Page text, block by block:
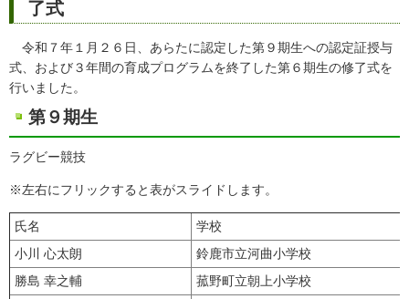
了式
令和７年１月２６日、あらたに認定した第９期生への認定証授与
式、および３年間の育成プログラムを終了した第６期生の修了式を
行いました。
第９期生
ラグビー競技
※左右にフリックすると表がスライドします。
氏名
学校
小川 心太朗
鈴鹿市立河曲小学校
勝島 幸之輔
菰野町立朝上小学校